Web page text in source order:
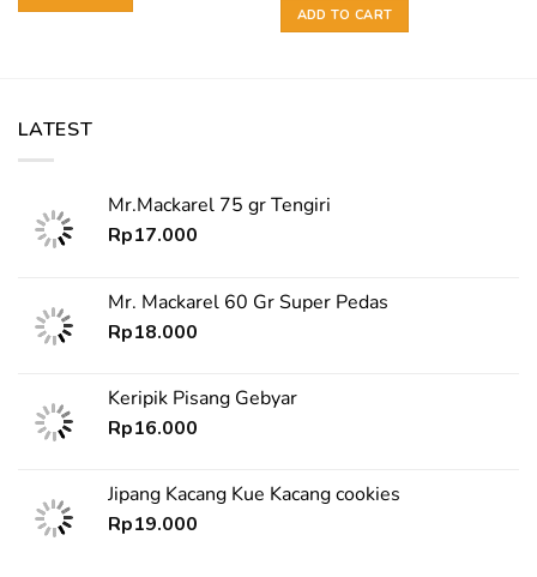
ADD TO CART
LATEST
Mr.Mackarel 75 gr Tengiri
Rp17.000
Mr. Mackarel 60 Gr Super Pedas
Rp18.000
Keripik Pisang Gebyar
Rp16.000
Jipang Kacang Kue Kacang cookies
Rp19.000